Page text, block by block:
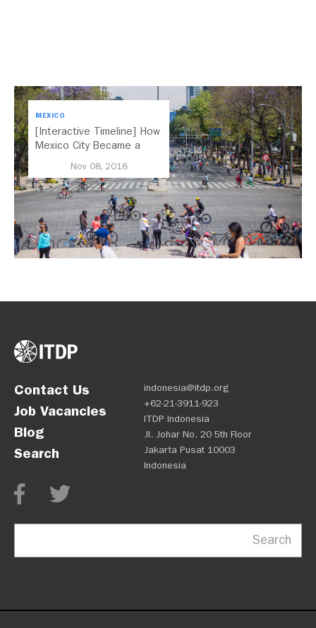
MEXICO
[Interactive Timeline] How
Mexico City Became a
Nov 08, 2018
Contact Us
Job Vacancies
Blog
Search
indonesia@itdp.org
+62-21-3911-923
ITDP Indonesia
Jl. Johar No. 20 5th Floor
Jakarta Pusat 10003
Indonesia
Search